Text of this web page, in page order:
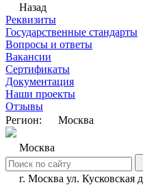
Назад
Реквизиты
Государственные стандарты
Вопросы и ответы
Вакансии
Сертификаты
Документация
Наши проекты
Отзывы
Регион:
Москва
Москва
г. Москва ул. Кусковская